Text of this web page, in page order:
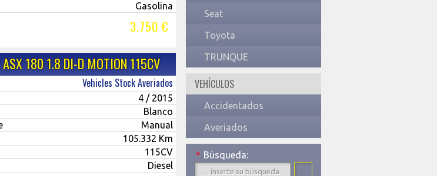
Seat
Toyota
TRUNQUE
VEHÍCULOS
Accidentados
Averiados
Búsqueda:
*
Gasolina
3.750 €
180 1.8 DI-D MOTION 115CV
Vehicles Stock Averiados
4 / 2015
Blanco
Manual
105.332 Km
115CV
Diesel